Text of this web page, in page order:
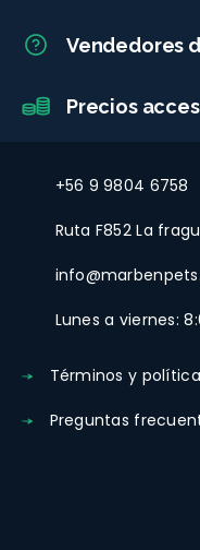
Vendedores
Precios
+56 9 9804 6758
Ruta F852 La
Lunes a viernes:
Términos y
Preguntas